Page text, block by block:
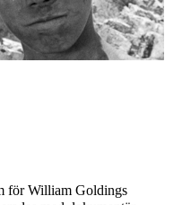
för William Goldings